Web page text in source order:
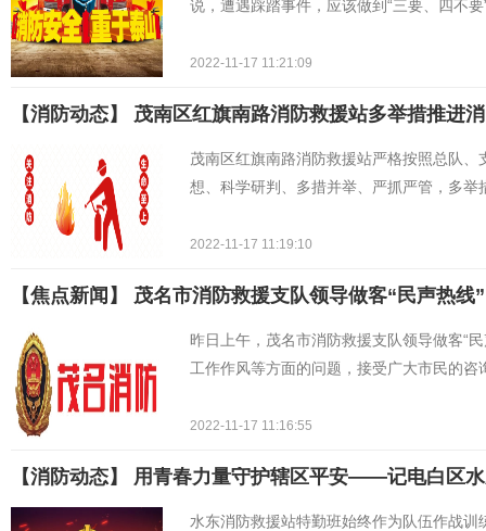
说，遭遇踩踏事件，应该做到“三要、四不要
2022-11-17 11:21:09
【消防动态】 ​茂南区红旗南路消防救援站多举措推进
茂南区红旗南路消防救援站严格按照总队
想、科学研判、多措并举、严抓严管，多举
2022-11-17 11:19:10
【焦点新闻】 茂名市消防救援支队领导做客“民声热
昨日上午，茂名市消防救援支队领导做客“
工作作风等方面的问题，接受广大市民的咨
2022-11-17 11:16:55
【消防动态】 用青春力量守护辖区平安——记电白区
水东消防救援站特勤班始终作为队伍作战